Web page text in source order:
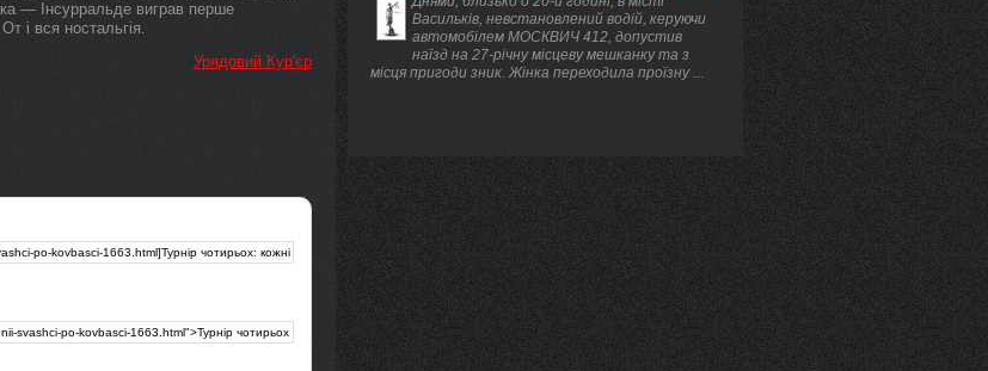
— Інсурральде виграв перше
і вся ностальгія.
Урядовий Кур'єр
Васильків, невстановлений водій, керуючи
автомобілем МОСКВИЧ 412, допустив
наїзд на 27-річну місцеву мешканку та з
місця пригоди зник. Жінка переходила проїзну ...